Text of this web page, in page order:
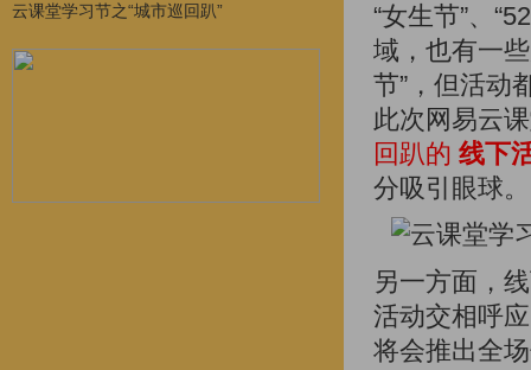
云课堂学习节之“城市巡回趴”
“女生节”、
域，也有一
节”，但活动
此次网易云
回趴的 线下
分吸引眼球。
另一方面，
活动交相呼
将会推出全